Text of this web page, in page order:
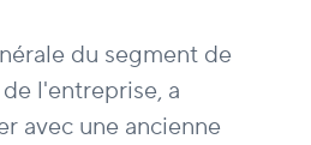
du segment de
l'entreprise, a
avec une ancienne